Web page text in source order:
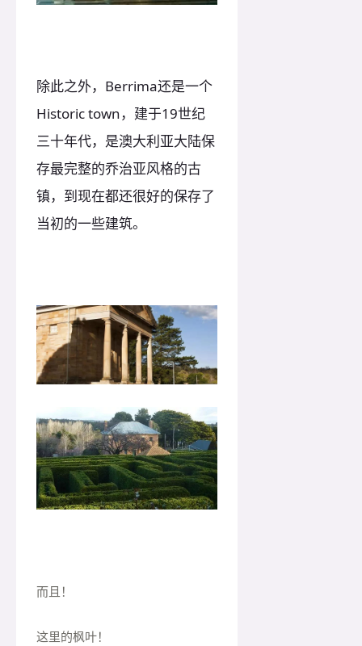
除此之外，Berrima还是一个
Historic town，建于19世纪
三十年代，是澳大利亚大陆保
存最完整的乔治亚风格的古
镇，到现在都还很好的保存了
当初的一些建筑。
而且！
这里的枫叶！